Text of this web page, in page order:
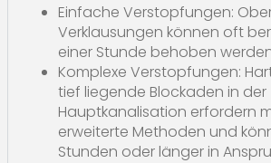
Einfache Verstopfungen:
Verklausungen können oft
einer Stunde behoben
Komplexe Verstopfungen:
tief liegende Blockaden in der
Hauptkanalisation erfordern
erweiterte Methoden und
Stunden oder länger in